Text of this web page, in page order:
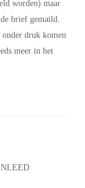
worden) maar
brief gemaild.
onder druk komen
meer in het